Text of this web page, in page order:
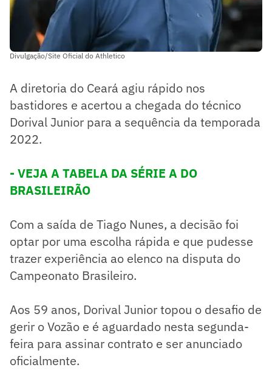
Divulgação/Site Oficial do Athletico
A diretoria do Ceará agiu rápido nos
bastidores e acertou a chegada do técnico
Dorival Junior para a sequência da temporada
2022.
- VEJA A TABELA DA SÉRIE A DO
BRASILEIRÃO
Com a saída de Tiago Nunes, a decisão foi
optar por uma escolha rápida e que pudesse
trazer experiência ao elenco na disputa do
Campeonato Brasileiro.
Aos 59 anos, Dorival Junior topou o desafio de
gerir o Vozão e é aguardado nesta segunda-
feira para assinar contrato e ser anunciado
oficialmente.